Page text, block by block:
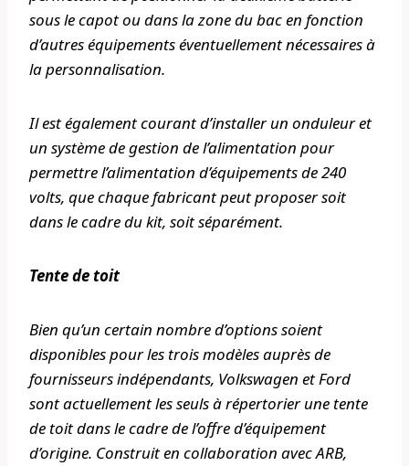
sous le capot ou dans la zone du bac en fonction
d’autres équipements éventuellement nécessaires à
la personnalisation.
Il est également courant d’installer un onduleur et
un système de gestion de l’alimentation pour
permettre l’alimentation d’équipements de 240
volts, que chaque fabricant peut proposer soit
dans le cadre du kit, soit séparément.
Tente de toit
Bien qu’un certain nombre d’options soient
disponibles pour les trois modèles auprès de
fournisseurs indépendants, Volkswagen et Ford
sont actuellement les seuls à répertorier une tente
de toit dans le cadre de l’offre d’équipement
d’origine. Construit en collaboration avec ARB,